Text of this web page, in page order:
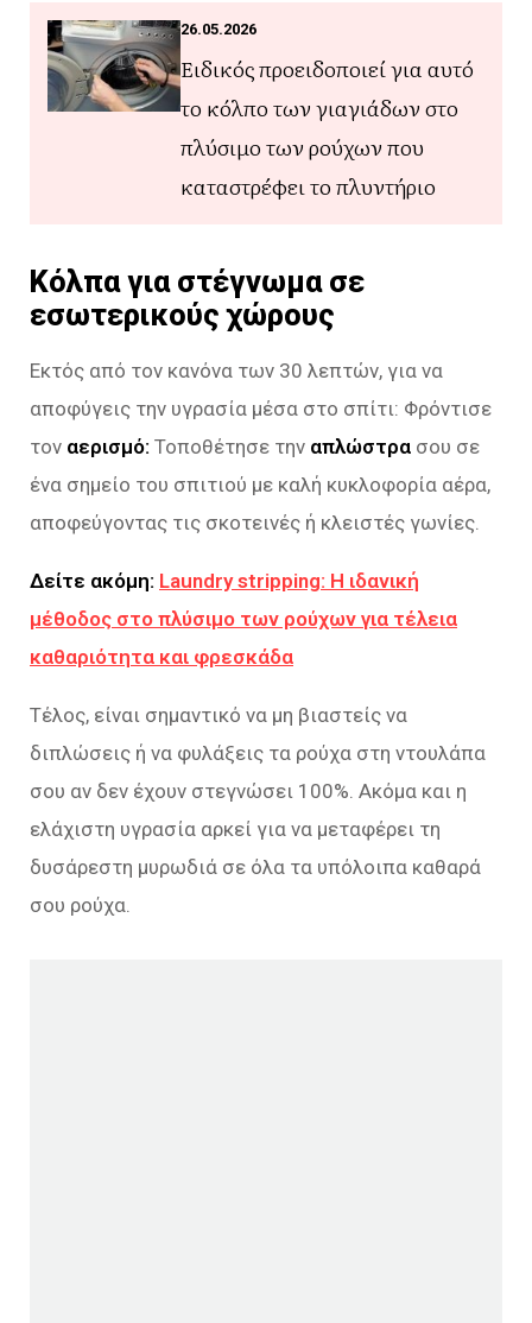
26.05.2026
Ειδικός προειδοποιεί για αυτό
το κόλπο των γιαγιάδων στο
πλύσιμο των ρούχων που
καταστρέφει το πλυντήριο
Κόλπα για στέγνωμα σε
εσωτερικούς χώρους
Εκτός από τον κανόνα των 30 λεπτών, για να
αποφύγεις την υγρασία μέσα στο σπίτι: Φρόντισε
τον αερισμό: Τοποθέτησε την απλώστρα σου σε
ένα σημείο του σπιτιού με καλή κυκλοφορία αέρα,
αποφεύγοντας τις σκοτεινές ή κλειστές γωνίες.
Δείτε ακόμη: Laundry stripping: Η ιδανική
μέθοδος στο πλύσιμο των ρούχων για τέλεια
καθαριότητα και φρεσκάδα
Τέλος, είναι σημαντικό να μη βιαστείς να
διπλώσεις ή να φυλάξεις τα ρούχα στη ντουλάπα
σου αν δεν έχουν στεγνώσει 100%. Ακόμα και η
ελάχιστη υγρασία αρκεί για να μεταφέρει τη
δυσάρεστη μυρωδιά σε όλα τα υπόλοιπα καθαρά
σου ρούχα.